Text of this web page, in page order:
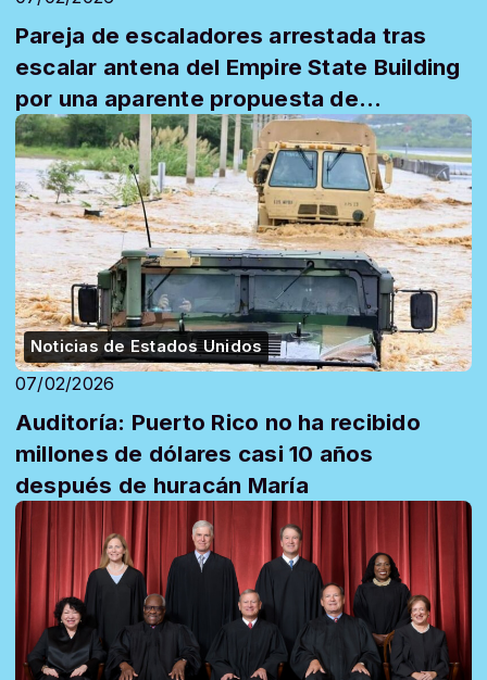
Pareja de escaladores arrestada tras
escalar antena del Empire State Building
por una aparente propuesta de
matrimonio
Noticias de Estados Unidos
07/02/2026
Auditoría: Puerto Rico no ha recibido
millones de dólares casi 10 años
después de huracán María